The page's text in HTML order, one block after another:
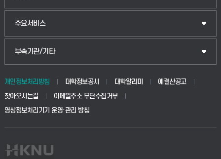
생명공학부
사회안전시스템공학부
산업대학원
공공정책대학원
교육대학원
주요서비스
입학안내
웹메일
학사시스템(전문학사 및 전공심화)
사이버캠퍼스(전문학사 및 전공심화)
부속기관/기타
중앙도서관
학생생활관(안성)
산학협력단
개인정보처리방침 대학정보공시 대학알리미
예결산공고
찾아오시는길
이메일주소 무단수집거부
영상정보처리기기 운영·관리 방침